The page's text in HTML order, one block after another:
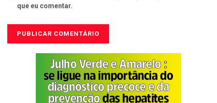
que eu comentar.